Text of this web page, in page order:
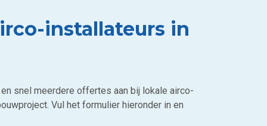
installateurs in
snel meerdere offertes aan bij lokale airco-
Vul het formulier hieronder in en